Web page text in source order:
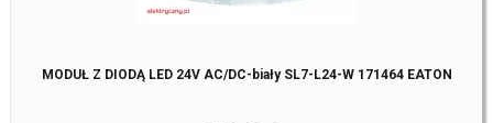
MODUŁ Z DIODĄ LED 24V AC/DC-biały SL7-L24-W 171464 EATON